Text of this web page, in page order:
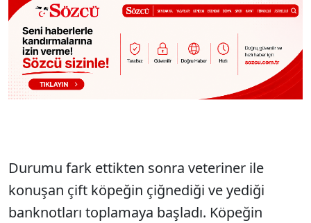
Durumu fark ettikten sonra veteriner ile
konuşan çift köpeğin çiğnediği ve yediği
banknotları toplamaya başladı. Köpeğin